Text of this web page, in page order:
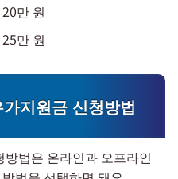
만 원
만 원
지원금 신청방법
법은 온라인과 오프라인